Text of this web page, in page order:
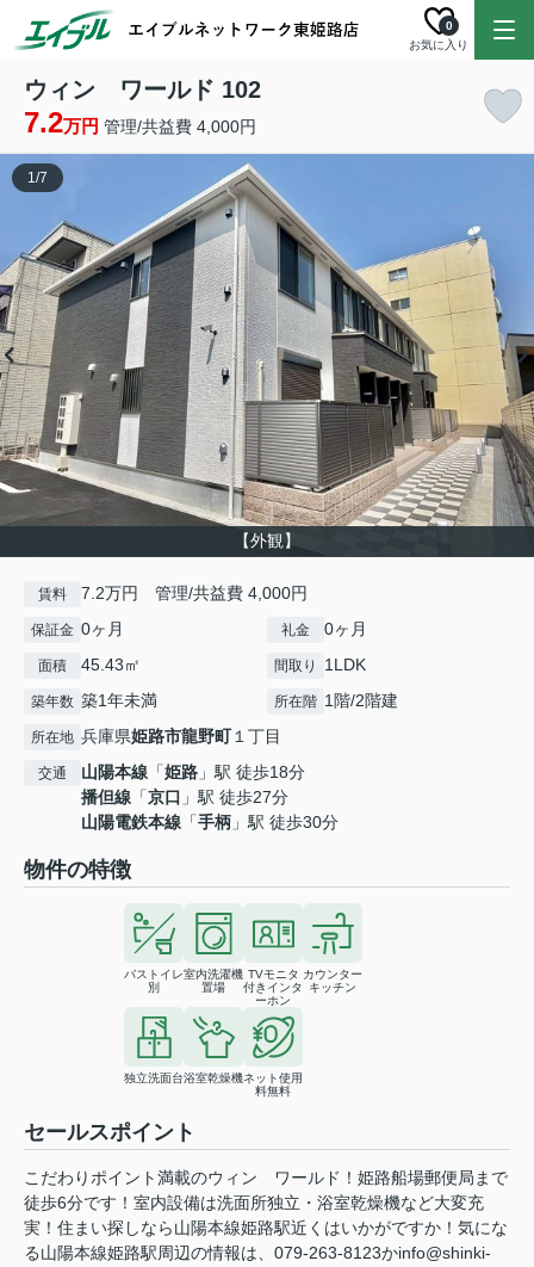
お気に入り
0
ウィン ワールド 102
7.2万円 管理/共益費 4,000円
【外観】
1/7
賃料 7.2万円 管理/共益費 4,000円
保証金 0ヶ月 礼金 0ヶ月
面積 45.43㎡ 間取り 1LDK
築年数 築1年未満 所在階 1階/2階建
所在地 兵庫県姫路市龍野町１丁目
交通 山陽本線 「姫路 」駅 徒歩18分
播但線 「京口 」駅 徒歩27分
山陽電鉄本線 「手柄 」駅 徒歩30分
物件の特徴
バストイレ
別
室内洗濯機
置場
TVモニタ
付きインタ
ーホン
カウンター
キッチン
独立洗面台浴室乾燥機ネット使用
料無料
セールスポイント
こだわりポイント満載のウィン ワールド！姫路船場郵便局まで
徒歩6分です！室内設備は洗面所独立・浴室乾燥機など大変充
実！住まい探しなら山陽本線姫路駅近くはいかがですか！気にな
る山陽本線姫路駅周辺の情報は、079-263-8123かinfo@shinki-